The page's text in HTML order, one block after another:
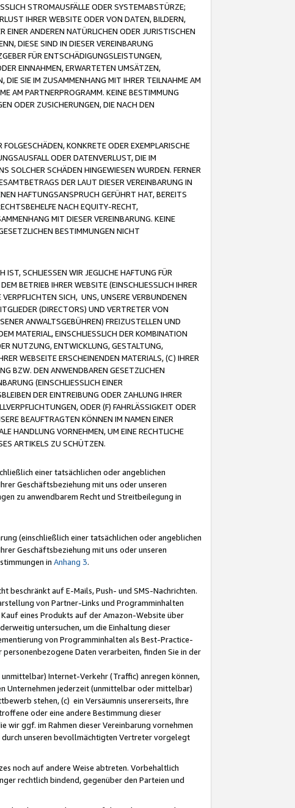
STROMAUSFÄLLE ODER SYSTEMABSTÜRZE;
IHRER WEBSITE ODER VON DATEN, BILDERN,
ANDEREN NATÜRLICHEN ODER JURISTISCHEN
DIESE SIND IN DIESER VEREINBARUNG
FÜR ENTSCHÄDIGUNGSLEISTUNGEN,
EINNAHMEN, ERWARTETEN UMSÄTZEN,
SIE IM ZUSAMMENHANG MIT IHRER TEILNAHME AM
AM PARTNERPROGRAMM. KEINE BESTIMMUNG
ODER ZUSICHERUNGEN, DIE NACH DEN
KONKRETE ODER EXEMPLARISCHE
ODER DATENVERLUST, DIE IM
SOLCHER SCHÄDEN HINGEWIESEN WURDEN. FERNER
DER LAUT DIESER VEREINBARUNG IN
HAFTUNGSANSPRUCH GEFÜHRT HAT, BEREITS
NACH EQUITY-RECHT,
MIT DIESER VEREINBARUNG. KEINE
BESTIMMUNGEN NICHT
SCHLIESSEN WIR JEGLICHE HAFTUNG FÜR
BETRIEB IHRER WEBSITE (EINSCHLIESSLICH IHRER
SICH, UNS, UNSERE VERBUNDENEN
(DIRECTORS) UND VERTRETER VON
ANWALTSGEBÜHREN) FREIZUSTELLEN UND
MATERIAL, EINSCHLIESSLICH DER KOMBINATION
NUTZUNG, ENTWICKLUNG, GESTALTUNG,
WEBSEITE ERSCHEINENDEN MATERIALS, (C) IHRER
BZW. DEN ANWENDBAREN GESETZLICHEN
(EINSCHLIESSLICH EINER
DER EINTREIBUNG ODER ZAHLUNG IHRER
ODER (F) FAHRLÄSSIGKEIT ODER
BEAUFTRAGTEN KÖNNEN IM NAMEN EINER
HANDLUNG VORNEHMEN, UM EINE RECHTLICHE
ARTIKELS ZU SCHÜTZEN.
einer tatsächlichen oder angeblichen
Geschäftsbeziehung mit uns oder unseren
zu anwendbarem Recht und Streitbeilegung in
(einschließlich einer tatsächlichen oder angeblichen
Geschäftsbeziehung mit uns oder unseren
in Anhang 3.
beschränkt auf E-Mails, Push- und SMS-Nachrichten.
von Partner-Links und Programminhalten
eines Produkts auf der Amazon-Website über
untersuchen, um die Einhaltung dieser
von Programminhalten als Best-Practice-
Daten verarbeiten, finden Sie in der
Internet-Verkehr (Traffic) anregen können,
Unternehmen jederzeit (unmittelbar oder mittelbar)
stehen, (c) ein Versäumnis unsererseits, Ihre
oder eine andere Bestimmung dieser
wir ggf. im Rahmen dieser Vereinbarung vornehmen
durch unseren bevollmächtigten Vertreter vorgelegt
noch auf andere Weise abtreten. Vorbehaltlich
rechtlich bindend, gegenüber den Parteien und